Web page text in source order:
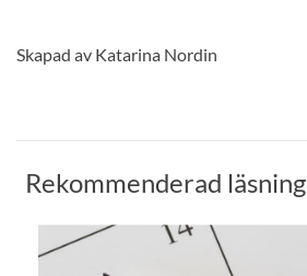
Skapad av Katarina Nordin
Rekommenderad läsning